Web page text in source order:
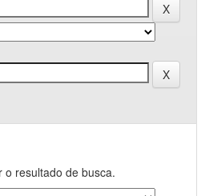
o resultado de busca.